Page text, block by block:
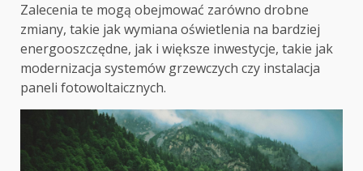
Zalecenia te mogą obejmować zarówno drobne
zmiany, takie jak wymiana oświetlenia na bardziej
energooszczędne, jak i większe inwestycje, takie jak
modernizacja systemów grzewczych czy instalacja
paneli fotowoltaicznych.